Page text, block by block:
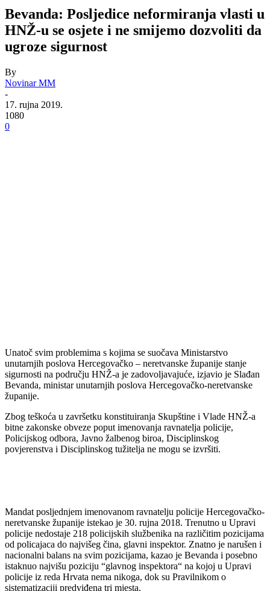
Bevanda: Posljedice neformiranja vlasti u
HNŽ-u se osjete i ne smijemo dozvoliti da
ugroze sigurnost
By
Novinar MM
-
17. rujna 2019.
1080
0
Unatoč svim problemima s kojima se suočava Ministarstvo
unutarnjih poslova Hercegovačko – neretvanske županije stanje
sigurnosti na području HNŽ-a je zadovoljavajuće, izjavio je Slađan
Bevanda, ministar unutarnjih poslova Hercegovačko-neretvanske
županije.
Zbog teškoća u završetku konstituiranja Skupštine i Vlade HNŽ-a
bitne zakonske obveze poput imenovanja ravnatelja policije,
Policijskog odbora, Javno žalbenog biroa, Disciplinskog
povjerenstva i Disciplinskog tužitelja ne mogu se izvršiti.
Mandat posljednjem imenovanom ravnatelju policije Hercegovačko-
neretvanske županije istekao je 30. rujna 2018. Trenutno u Upravi
policije nedostaje 218 policijskih službenika na različitim pozicijama
od policajaca do najvišeg čina, glavni inspektor. Znatno je narušen i
nacionalni balans na svim pozicijama, kazao je Bevanda i posebno
istaknuo najvišu poziciju “glavnog inspektora“ na kojoj u Upravi
policije iz reda Hrvata nema nikoga, dok su Pravilnikom o
sistematizaciji predviđena tri mjesta.